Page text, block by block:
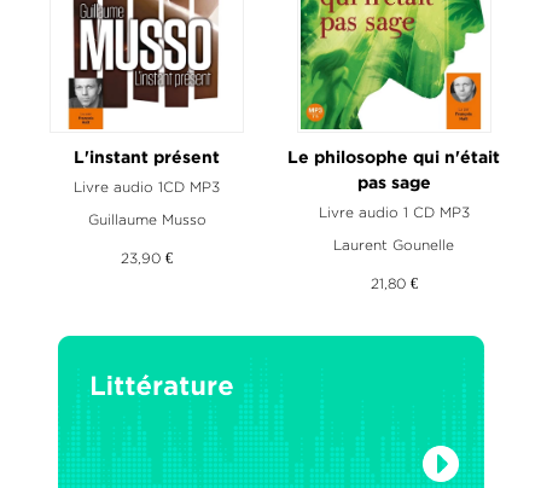
L'instant présent
Livre audio 1CD MP3
Guillaume Musso
23,90 €
Le philosophe qui n'était
pas sage
Livre audio 1 CD MP3
Laurent Gounelle
21,80 €